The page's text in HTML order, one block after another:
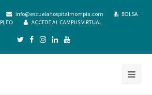
info@escuelahospitalmompia.com
BOLSA
ACCEDE AL CAMPUS VIRTUAL